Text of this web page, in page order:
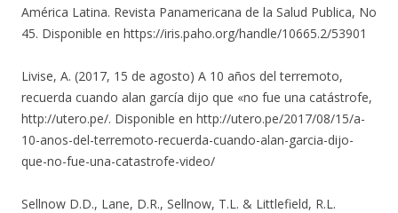
América Latina. Revista Panamericana de la Salud Publica, No
45. Disponible en https://iris.paho.org/handle/10665.2/53901
Livise, A. (2017, 15 de agosto) A 10 años del terremoto,
recuerda cuando alan garcía dijo que «no fue una catástrofe,
http://utero.pe/. Disponible en http://utero.pe/2017/08/15/a-
10-anos-del-terremoto-recuerda-cuando-alan-garcia-dijo-
que-no-fue-una-catastrofe-video/
Sellnow D.D., Lane, D.R., Sellnow, T.L. & Littlefield, R.L.